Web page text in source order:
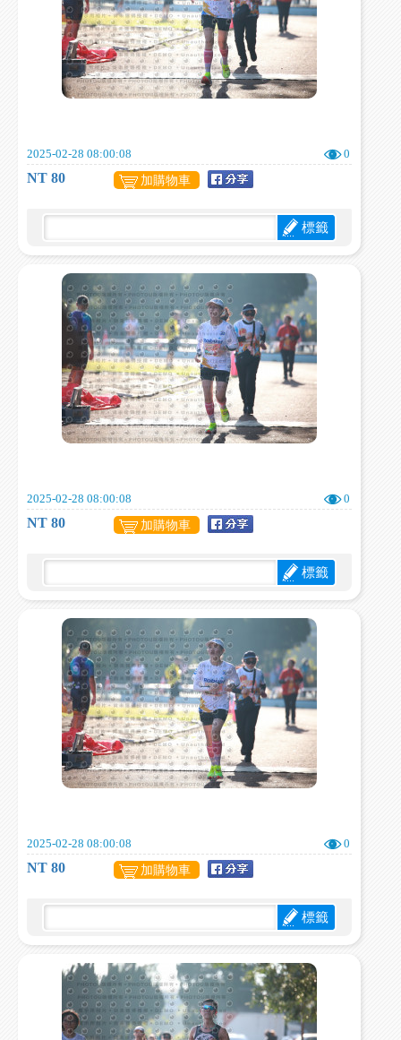
2025-02-28 08:00:08 0
NT 80 加購物車
標籤
2025-02-28 08:00:08 0
NT 80 加購物車
標籤
2025-02-28 08:00:08 0
NT 80 加購物車
標籤